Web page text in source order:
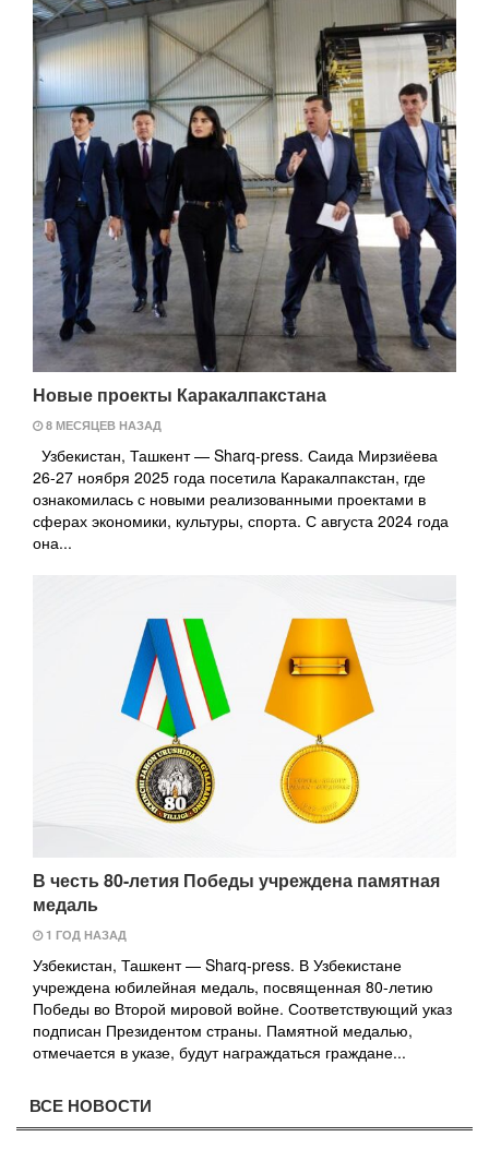
Новые проекты Каракалпакстана
8 МЕСЯЦЕВ НАЗАД
Узбекистан, Ташкент — Sharq-press. Саида Мирзиёева
26-27 ноября 2025 года посетила Каракалпакстан, где
ознакомилась с новыми реализованными проектами в
сферах экономики, культуры, спорта. С августа 2024 года
она...
В честь 80-летия Победы учреждена памятная
медаль
1 ГОД НАЗАД
Узбекистан, Ташкент — Sharq-press. В Узбекистане
учреждена юбилейная медаль, посвященная 80-летию
Победы во Второй мировой войне. Соответствующий указ
подписан Президентом страны. Памятной медалью,
отмечается в указе, будут награждаться граждане...
ВСЕ НОВОСТИ